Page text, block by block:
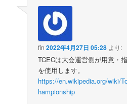
fin 2022年4月27日 05:28 より:
TCECは大会運営側が用意・
を使用します。
https://en.wikipedia.org/wiki/
hampionship